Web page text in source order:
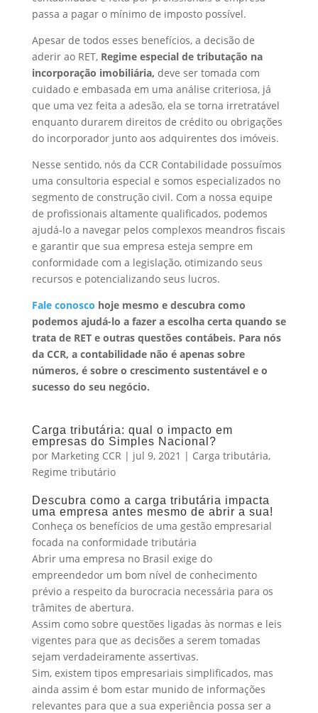
passa a pagar o mínimo de imposto possível.
Apesar de todos esses benefícios, a decisão de
aderir ao RET, Regime especial de tributação na
incorporação imobiliária, deve ser tomada com
cuidado e embasada em uma análise criteriosa, já
que uma vez feita a adesão, ela se torna irretratável
enquanto durarem direitos de crédito ou obrigações
do incorporador junto aos adquirentes dos imóveis.
Nesse sentido, nós da CCR Contabilidade possuímos
uma consultoria especial e somos especializados no
segmento de construção civil. Com a nossa equipe
de profissionais altamente qualificados, podemos
ajudá-lo a navegar pelos complexos meandros fiscais
e garantir que sua empresa esteja sempre em
conformidade com a legislação, otimizando seus
recursos e potencializando seus lucros.
Fale conosco hoje mesmo e descubra como
podemos ajudá-lo a fazer a escolha certa quando se
trata de RET e outras questões contábeis. Para nós
da CCR, a contabilidade não é apenas sobre
números, é sobre o crescimento sustentável e o
sucesso do seu negócio.
Carga tributária: qual o impacto em
empresas do Simples Nacional?
por Marketing CCR | jul 9, 2021 | Carga tributária,
Regime tributário
Descubra como a carga tributária impacta
uma empresa antes mesmo de abrir a sua!
Conheça os benefícios de uma gestão empresarial
focada na conformidade tributária
Abrir uma empresa no Brasil exige do
empreendedor um bom nível de conhecimento
prévio a respeito da burocracia necessária para os
trâmites de abertura.
Assim como sobre questões ligadas às normas e leis
vigentes para que as decisões a serem tomadas
sejam verdadeiramente assertivas.
Sim, existem tipos empresariais simplificados, mas
ainda assim é bom estar munido de informações
relevantes para que a sua experiência possa ser a